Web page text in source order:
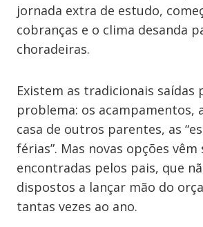
jornada extra de estudo,
cobranças e o clima desanda
choradeiras.
Existem as tradicionais saídas
problema: os acampamentos,
casa de outros parentes, as
férias”. Mas novas opções vêm
encontradas pelos pais, que
dispostos a lançar mão do
tantas vezes ao ano.